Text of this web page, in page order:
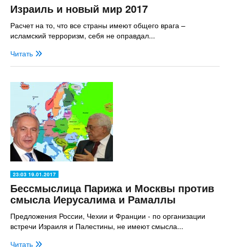
Израиль и новый мир 2017
Расчет на то, что все страны имеют общего врага –
исламский терроризм, себя не оправдал...
Читать
23:03 19.01.2017
Бессмыслица Парижа и Москвы против
смысла Иерусалима и Рамаллы
Предложения России, Чехии и Франции - по организации
встречи Израиля и Палестины, не имеют смысла...
Читать